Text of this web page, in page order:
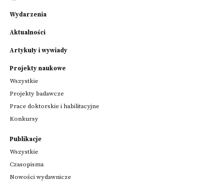
Wydarzenia
Aktualności
Artykuły i wywiady
Projekty naukowe
Wszystkie
Projekty badawcze
Prace doktorskie i habilitacyjne
Konkursy
Publikacje
Wszystkie
Czasopisma
Nowości wydawnicze